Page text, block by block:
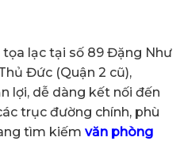
lạc tại số 89 Đặng Như
Đức (Quận 2 cũ),
lợi, dễ dàng kết nối đến
trục đường chính, phù
tìm kiếm văn phòng